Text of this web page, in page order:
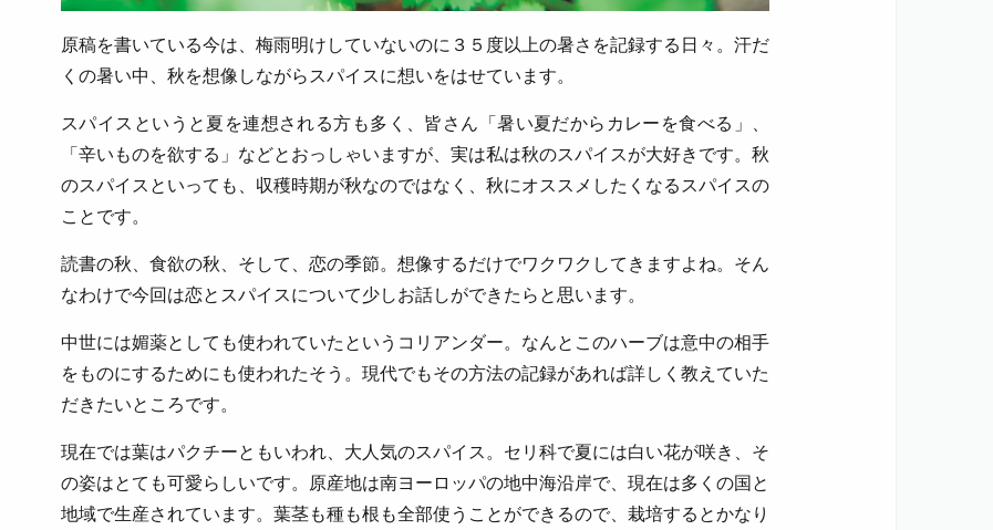
原稿を書いている今は、梅雨明けしていないのに３５度以上の暑さを記録する日々。汗だ
くの暑い中、秋を想像しながらスパイスに想いをはせています。
スパイスというと夏を連想される方も多く、皆さん「暑い夏だからカレーを食べる」、
「辛いものを欲する」などとおっしゃいますが、実は私は秋のスパイスが大好きです。秋
のスパイスといっても、収穫時期が秋なのではなく、秋にオススメしたくなるスパイスの
ことです。
読書の秋、食欲の秋、そして、恋の季節。想像するだけでワクワクしてきますよね。そん
なわけで今回は恋とスパイスについて少しお話しができたらと思います。
中世には媚薬としても使われていたというコリアンダー。なんとこのハーブは意中の相手
をものにするためにも使われたそう。現代でもその方法の記録があれば詳しく教えていた
だきたいところです。
現在では葉はパクチーともいわれ、大人気のスパイス。セリ科で夏には白い花が咲き、そ
の姿はとても可愛らしいです。原産地は南ヨーロッパの地中海沿岸で、現在は多くの国と
地域で生産されています。葉茎も種も根も全部使うことができるので、栽培するとかなり